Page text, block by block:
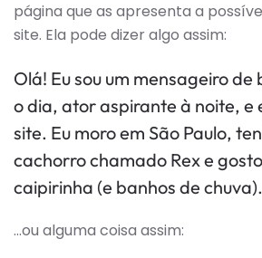
página que as apresenta a
site. Ela pode dizer algo assim:
Olá! Eu sou um mensageiro
o dia, ator aspirante à noite, e
site. Eu moro em São Paulo,
cachorro chamado Rex e
caipirinha (e banhos de chuva).
…ou alguma coisa assim: